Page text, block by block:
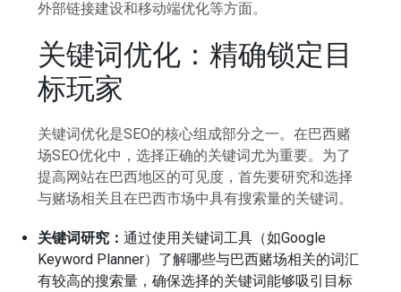
外部链接建设和移动端优化等方面。
关键词优化：精确锁定目
标玩家
关键词优化是SEO的核心组成部分之一。在巴西赌
场SEO优化中，选择正确的关键词尤为重要。为了
提高网站在巴西地区的可见度，首先要研究和选择
与赌场相关且在巴西市场中具有搜索量的关键词。
关键词研究：通过使用关键词工具（如Google
Keyword Planner）了解哪些与巴西赌场相关的词汇
有较高的搜索量，确保选择的关键词能够吸引目标